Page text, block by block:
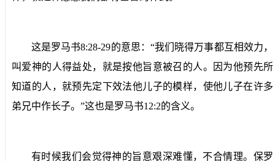
这是罗马书8:28-29的意思：“我们晓得万事都互相效力，
叫爱神的人得益处，就是按他旨意被召的人。因为他预先所
知道的人，就预先定下效法他儿子的模样，使他儿子在许多
弟兄中作长子。”这也是罗马书12:2的含义。
有时候我们会觉得神的旨意艰深难懂，不合情理。保罗